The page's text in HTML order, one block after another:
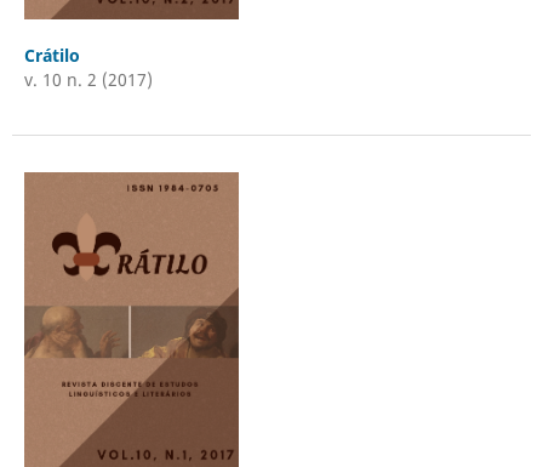
Crátilo
v. 10 n. 2 (2017)